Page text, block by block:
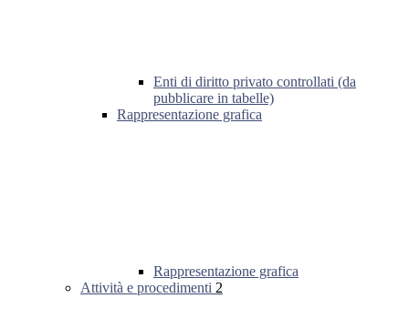
Enti di diritto privato controllati (da
pubblicare in tabelle)
Rappresentazione grafica
Rappresentazione grafica
Attività e procedimenti 2